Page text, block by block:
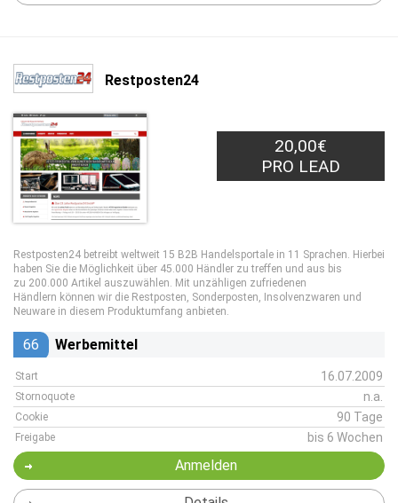
Restposten24
20,00€
PRO LEAD
Restposten24 betreibt weltweit 15 B2B Handelsportale in 11 Sprachen. Hierbei
haben Sie die Möglichkeit über 45.000 Händler zu treffen und aus bis
zu 200.000 Artikel auszuwählen. Mit unzähligen zufriedenen
Händlern können wir die Restposten, Sonderposten, Insolvenzwaren und
Neuware in diesem Produktumfang anbieten.
66 Werbemittel
Start 16.07.2009
Stornoquote n.a.
Cookie 90 Tage
Freigabe bis 6 Wochen
Anmelden